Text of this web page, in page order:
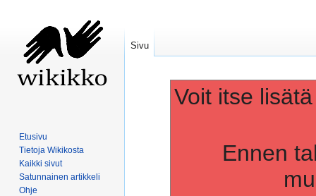
Voit itse
Ennen
Sivu
Etusivu
Tietoja Wikikosta
Kaikki sivut
Satunnainen artikkeli
Ohje